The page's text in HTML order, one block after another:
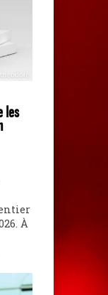
les
À